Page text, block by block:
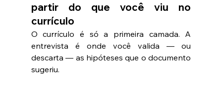
partir do que você viu no
currículo
O currículo é só a primeira camada. A
entrevista é onde você valida — ou
descarta — as hipóteses que o documento
sugeriu.